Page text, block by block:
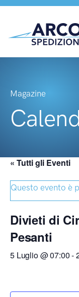
Magazine
« Tutti gli Eventi
Questo evento è
Divieti di
Pesanti
5 Luglio @ 07:00-